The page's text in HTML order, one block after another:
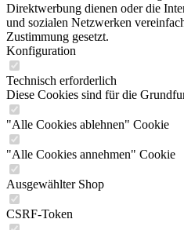
Direktwerbung dienen oder die
und sozialen Netzwerken
Zustimmung gesetzt.
Konfiguration
Technisch erforderlich
Diese Cookies sind für die
"Alle Cookies ablehnen" Cookie
"Alle Cookies annehmen" Cookie
Ausgewählter Shop
CSRF-Token